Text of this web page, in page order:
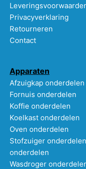
Privacyverklaring
Retourneren
Contact
Apparaten
Afzuigkap onderdelen
Fornuis onderdelen
Koffie onderdelen
Koelkast onderdelen
Oven onderdelen
Stofzuiger onderdelen
onderdelen
Wasdroger